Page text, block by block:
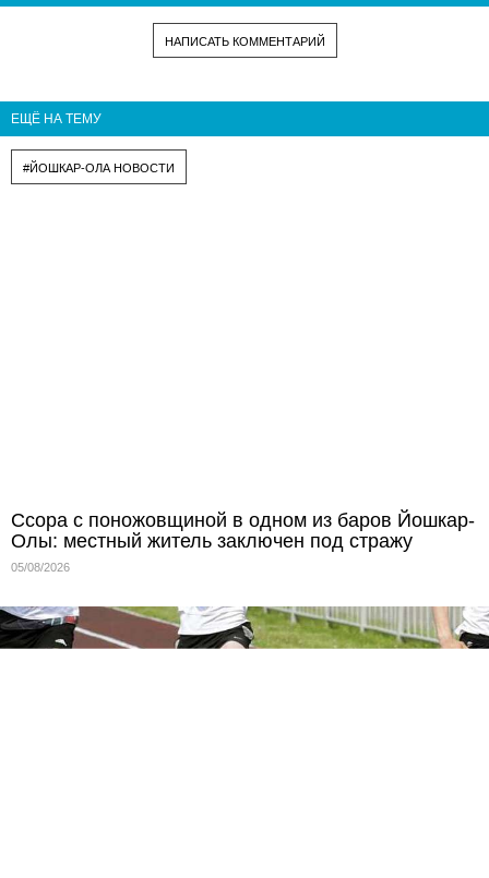
НАПИСАТЬ КОММЕНТАРИЙ
ЕЩЁ НА ТЕМУ
#ЙОШКАР-ОЛА НОВОСТИ
Ссора с поножовщиной в одном из баров Йошкар-
Олы: местный житель заключен под стражу
05/08/2026